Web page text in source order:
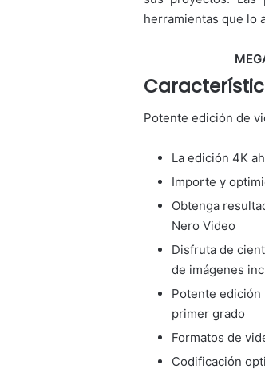
herramientas que lo
Potente edición de
La edición 4K
Importe y
Obtenga
Nero Video
Disfruta de
de imágenes
Potente
primer grado
Formatos de
Codificación